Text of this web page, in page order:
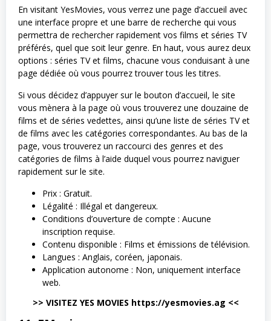
En visitant YesMovies, vous verrez une page d’accueil avec
une interface propre et une barre de recherche qui vous
permettra de rechercher rapidement vos films et séries TV
préférés, quel que soit leur genre. En haut, vous aurez deux
options : séries TV et films, chacune vous conduisant à une
page dédiée où vous pourrez trouver tous les titres.
Si vous décidez d’appuyer sur le bouton d’accueil, le site
vous mènera à la page où vous trouverez une douzaine de
films et de séries vedettes, ainsi qu’une liste de séries TV et
de films avec les catégories correspondantes. Au bas de la
page, vous trouverez un raccourci des genres et des
catégories de films à l’aide duquel vous pourrez naviguer
rapidement sur le site.
Prix : Gratuit.
Légalité : Illégal et dangereux.
Conditions d’ouverture de compte : Aucune
inscription requise.
Contenu disponible : Films et émissions de télévision.
Langues : Anglais, coréen, japonais.
Application autonome : Non, uniquement interface
web.
>> VISITEZ YES MOVIES https://yesmovies.ag <<